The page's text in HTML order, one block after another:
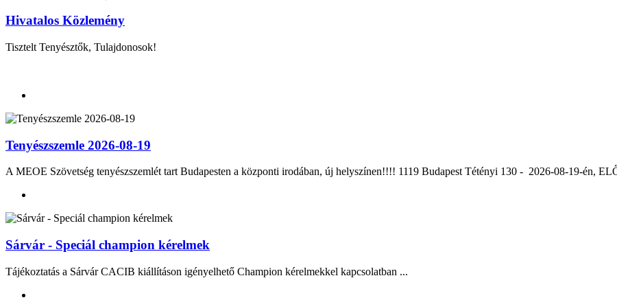
Hivatalos Közlemény
Tisztelt Tenyésztők, Tulajdonosok!
Tenyészszemle 2026-08-19
A MEOE Szövetség tenyészszemlét tart Budapesten a központi irodában, új helyszínen!!!! 1119 Budapest Tétényi 130 - 2026-08-19-én,
Sárvár - Speciál champion kérelmek
Tájékoztatás a Sárvár CACIB kiállításon igényelhető Champion kérelmekkel kapcsolatban ...